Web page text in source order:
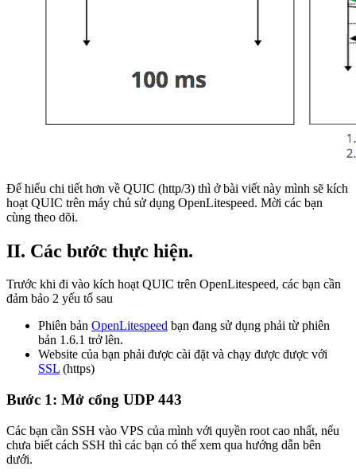
Để hiểu chi tiết hơn về QUIC (http/3) thì ở bài viết này mình sẽ kích
hoạt QUIC trên máy chủ sử dụng OpenLitespeed. Mời các bạn
cùng theo dõi.
II. Các bước thực hiện.
Trước khi đi vào kích hoạt QUIC trên OpenLitespeed, các bạn cần
đảm bảo 2 yếu tố sau
Phiên bản OpenLitespeed bạn đang sử dụng phải từ phiên
bản 1.6.1 trở lên.
Website của bạn phải được cài đặt và chạy được được với
SSL (https)
Bước 1: Mở cổng UDP 443
Các bạn cần SSH vào VPS của mình với quyền root cao nhất, nếu
chưa biết cách SSH thì các bạn có thể xem qua hướng dẫn bên
dưới.